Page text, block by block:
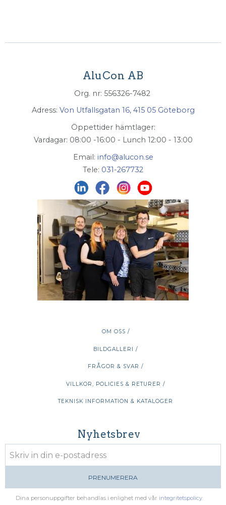
AluCon AB
Org. nr: 556326-7482
Adress: Von Utfallsgatan 16, 415 05 Göteborg
Öppettider hämtlager:
Vardagar: 08:00 -16:00 - Lunch 12:00 - 13:00
Email: info@alucon.se
Tele: 031-267732
OM OSS /
BILDGALLERI /
FRÅGOR & SVAR /
VILLKOR, POLICIES & RETURER /
TEKNISK INFORMATION & KATALOGER
Nyhetsbrev
PRENUMERERA
Dina personuppgifter behandlas i enlighet med vår integritetspolicy.